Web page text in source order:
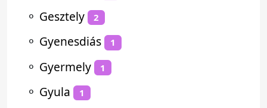
⚬ Gesztely 2
⚬ Gyenesdiás 1
⚬ Gyermely 1
⚬ Gyula 1